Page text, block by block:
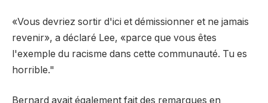
«Vous devriez sortir d'ici et démissionner et ne jamais
revenir», a déclaré Lee, «parce que vous êtes
l'exemple du racisme dans cette communauté. Tu es
horrible."
Bernard avait également fait des remarques en